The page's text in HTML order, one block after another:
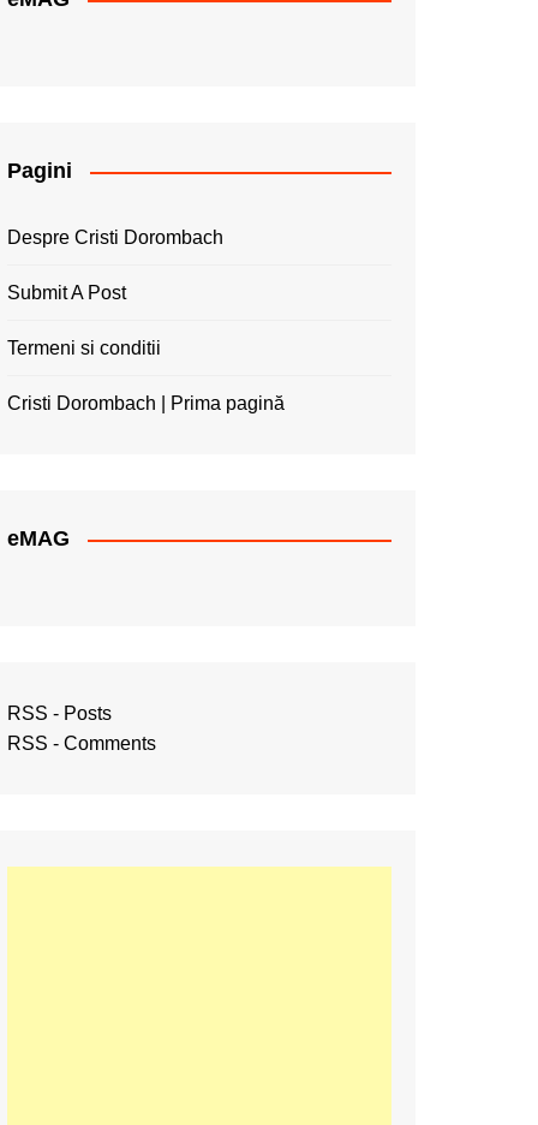
Pagini
Despre Cristi Dorombach
Submit A Post
Termeni si conditii
Cristi Dorombach | Prima pagină
eMAG
RSS - Posts
RSS - Comments